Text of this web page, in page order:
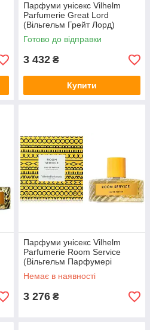
Парфуми унісекс Vilhelm
Parfumerie Great Lord
(Вільгельм Грейт Лорд)
Парфумована вода 100 ml/
мл
Готово до відправки
3 432 ₴
Купити
Парфуми унісекс Vilhelm
Parfumerie Room Service
(Вільгельм Парфумері
Морнінг Чес) Парфумована
вода 100 ml/мл
Немає в наявності
3 276 ₴